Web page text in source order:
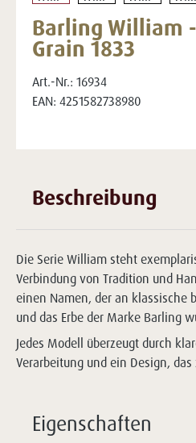
Barling William
Grain 1833
Art.-Nr.: 16934
EAN: 4251582738980
Beschreibung
Die Serie William steht
Verbindung von Tradition und
einen Namen, der an klassische
und das Erbe der Marke Barling
Jedes Modell überzeugt durch
Verarbeitung und ein Design,
Eigenschaften